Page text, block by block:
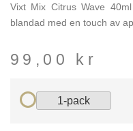
Vixt Mix Citrus Wave
blandad med en touch av
99,00 kr
1-pack